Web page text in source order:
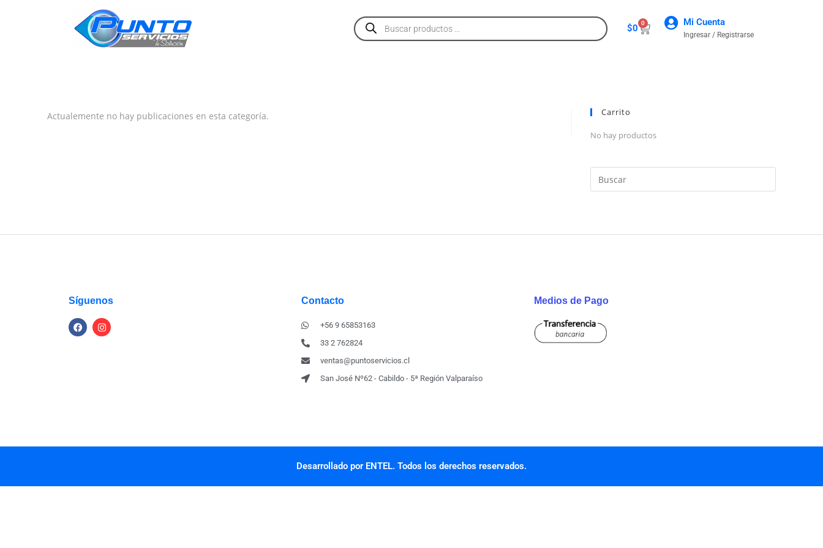
$0 0 Mi Cuenta
Ingresar / Registrarse
Actualemente no hay publicaciones en esta categoría. Carrito
No hay productos
Síguenos Contacto
+56 9 65853163
33 2 762824
ventas@puntoservicios.cl
San José Nº62 - Cabildo - 5ª Región Valparaíso
Medios de Pago
Desarrollado por ENTEL. Todos los derechos reservados.